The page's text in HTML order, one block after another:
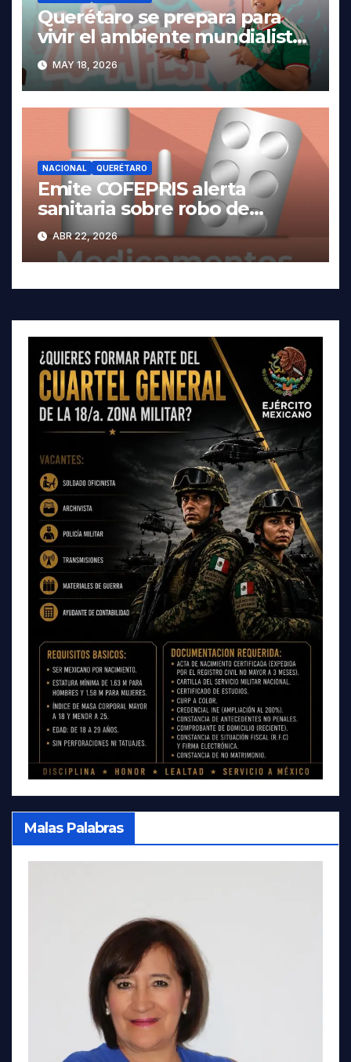
Querétaro se prepara para
vivir el ambiente mundialista.
MAY 18, 2026
NACIONAL QUERÉTARO
Emite COFEPRIS alerta
sanitaria sobre robo de
medicamentos
ABR 22, 2026
Malas Palabras